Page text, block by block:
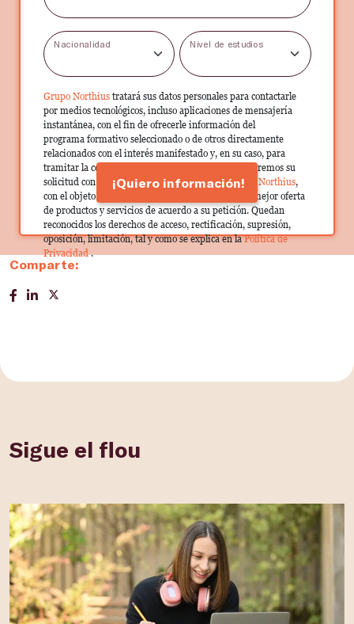
Nacionalidad Nivel de estudios
Grupo Northius tratará sus datos personales para contactarle
por medios tecnológicos, incluso aplicaciones de mensajería
instantánea, con el fin de ofrecerle información del
programa formativo seleccionado o de otros directamente
relacionados con el interés manifestado y, en su caso, para
tramitar la contratación correspondiente. Compartiremos su
solicitud con las empresas que conforman elGrupo Northius,
con el objeto de que estas puedan hacerle llegar la mejor oferta
de productos y servicios de acuerdo a su petición. Quedan
reconocidos los derechos de acceso, rectificación, supresión,
oposición, limitación, tal y como se explica en laPolítica de
Privacidad.
¡Quiero información!
Comparte:
Sigue el flou